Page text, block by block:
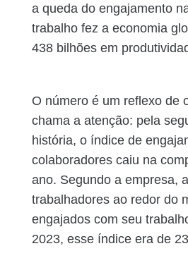
a queda do engajamento
trabalho fez a economia
438 bilhões em
O número é um reflexo de
chama a atenção: pela
história, o índice de
colaboradores caiu na
ano. Segundo a empresa,
trabalhadores ao redor do
engajados com seu
2023, esse índice era de